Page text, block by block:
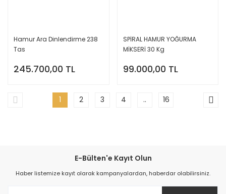
Hamur Ara Dinlendirme 238
Tas
245.700,00 TL
SPİRAL HAMUR YOĞURMA
MİKSERİ 30 Kg
99.000,00 TL
1 2 3 4 .. 16
E-Bülten'e Kayıt Olun
Haber listemize kayıt olarak kampanyalardan, haberdar olabilirsiniz.